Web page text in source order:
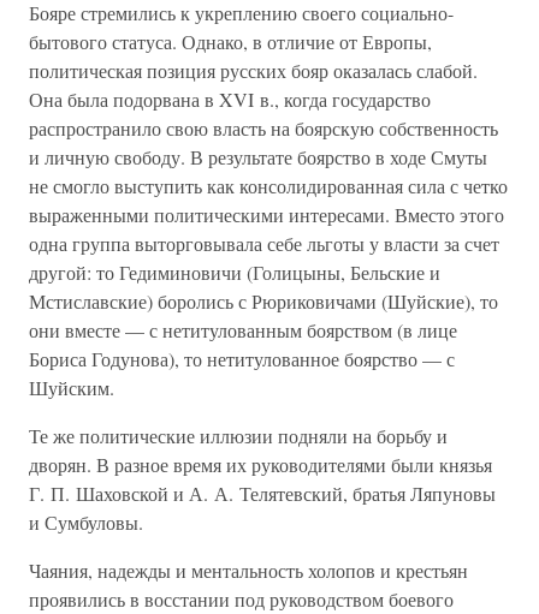
Бояре стремились к укреплению своего социально-
бытового статуса. Однако, в отличие от Европы,
политическая позиция русских бояр оказалась слабой.
Она была подорвана в XVI в., когда государство
распространило свою власть на боярскую собственность
и личную свободу. В результате боярство в ходе Смуты
не смогло выступить как консолидированная сила с четко
выраженными политическими интересами. Вместо этого
одна группа выторговывала себе льготы у власти за счет
другой: то Гедиминовичи (Голицыны, Бельские и
Мстиславские) боролись с Рюриковичами (Шуйские), то
они вместе — с нетитулованным боярством (в лице
Бориса Годунова), то нетитулованное боярство — с
Шуйским.
Те же политические иллюзии подняли на борьбу и
дворян. В разное время их руководителями были князья
Г. П. Шаховской и А. А. Телятевский, братья Ляпуновы
и Сумбуловы.
Чаяния, надежды и ментальность холопов и крестьян
проявились в восстании под руководством боевого